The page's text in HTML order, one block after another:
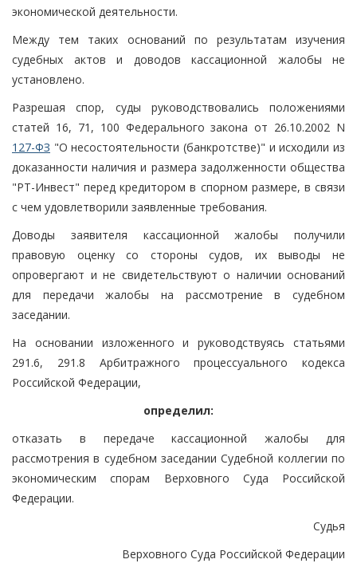
экономической деятельности.
Между тем таких оснований по результатам изучения
судебных актов и доводов кассационной жалобы не
установлено.
Разрешая спор, суды руководствовались положениями
статей 16, 71, 100 Федерального закона от 26.10.2002 N
127-ФЗ "О несостоятельности (банкротстве)" и исходили из
доказанности наличия и размера задолженности общества
"РТ-Инвест" перед кредитором в спорном размере, в связи
с чем удовлетворили заявленные требования.
Доводы заявителя кассационной жалобы получили
правовую оценку со стороны судов, их выводы не
опровергают и не свидетельствуют о наличии оснований
для передачи жалобы на рассмотрение в судебном
заседании.
На основании изложенного и руководствуясь статьями
291.6, 291.8 Арбитражного процессуального кодекса
Российской Федерации,
определил:
отказать в передаче кассационной жалобы для
рассмотрения в судебном заседании Судебной коллегии по
экономическим спорам Верховного Суда Российской
Федерации.
Судья
Верховного Суда Российской Федерации